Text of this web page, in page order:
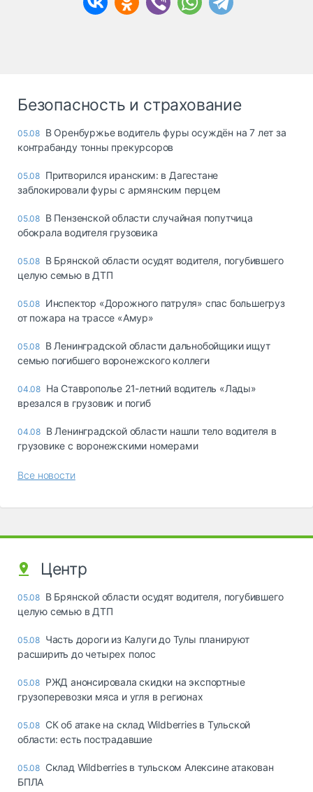
Безопасность и страхование
05.08 В Оренбуржье водитель фуры осуждён на 7 лет за
контрабанду тонны прекурсоров
05.08 Притворился иранским: в Дагестане
заблокировали фуры с армянским перцем
05.08 В Пензенской области случайная попутчица
обокрала водителя грузовика
05.08 В Брянской области осудят водителя, погубившего
целую семью в ДТП
05.08 Инспектор «Дорожного патруля» спас большегруз
от пожара на трассе «Амур»
05.08 В Ленинградской области дальнобойщики ищут
семью погибшего воронежского коллеги
04.08 На Ставрополье 21-летний водитель «Лады»
врезался в грузовик и погиб
04.08 В Ленинградской области нашли тело водителя в
грузовике с воронежскими номерами
Все новости
Центр
05.08 В Брянской области осудят водителя, погубившего
целую семью в ДТП
05.08 Часть дороги из Калуги до Тулы планируют
расширить до четырех полос
05.08 РЖД анонсировала скидки на экспортные
грузоперевозки мяса и угля в регионах
05.08 СК об атаке на склад Wildberries в Тульской
области: есть пострадавшие
05.08 Склад Wildberries в тульском Алексине атакован
БПЛА